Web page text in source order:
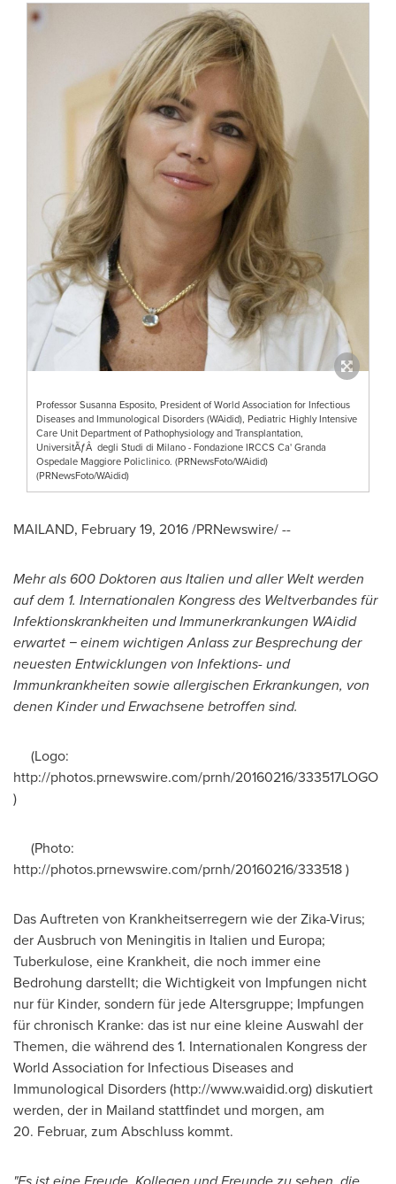
Professor Susanna Esposito, President of World Association for Infectious
Diseases and Immunological Disorders (WAidid), Pediatric Highly Intensive
Care Unit Department of Pathophysiology and Transplantation,
UniversitÃƒÂ degli Studi di Milano - Fondazione IRCCS Ca' Granda
Ospedale Maggiore Policlinico. (PRNewsFoto/WAidid)
(PRNewsFoto/WAidid)
MAILAND, February 19, 2016/PRNewswire/ --
Mehr als 600 Doktoren aus Italien und aller Welt werden
aufdem 1. Internationalen Kongress des Weltverbandes für
Infektionskrankheiten und Immunerkrankungen WAidid
erwartet − einem wichtigen Anlass zur Besprechung der
neuesten Entwicklungen von Infektions- und
Immunkrankheiten sowie allergischen Erkrankungen, von
denen Kinder und Erwachsene betroffen sind.
(Logo:
http://photos.prnewswire.com/prnh/20160216/333517LOGO
)
(Photo:
http://photos.prnewswire.com/prnh/20160216/333518 )
Das Auftreten von Krankheitserregern wie der Zika-Virus;
der Ausbruch von Meningitis in Italien und Europa;
Tuberkulose, eine Krankheit, die noch immer eine
Bedrohung darstellt; die Wichtigkeit von Impfungen nicht
nur für Kinder, sondern für jede Altersgruppe; Impfungen
für chronisch Kranke: das ist nur eine kleine Auswahl der
Themen, die während des 1. Internationalen Kongress der
World Association for Infectious Diseases and
Immunological Disorders (http://www.waidid.org) diskutiert
werden, der in Mailand stattfindet und morgen, am
20. Februar, zum Abschluss kommt.